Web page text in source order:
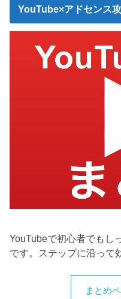
YouTube×アドセンス
YouTubeで初心者でもし
です。ステップに沿って
まとめ